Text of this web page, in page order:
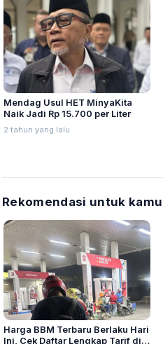
Mendag Usul HET MinyaKita
Naik Jadi Rp 15.700 per Liter
2 tahun yang lalu
Rekomendasi untuk kamu
Harga BBM Terbaru Berlaku Hari
Ini, Cek Daftar Lengkap Tarif di